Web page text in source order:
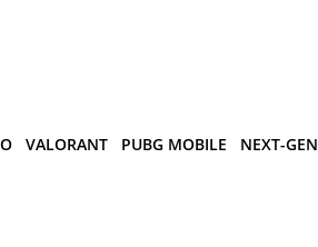
VALORANT PUBG MOBILE NEXT-GEN